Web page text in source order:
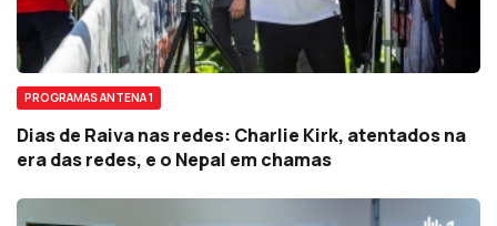
PROGRAMAS ANTENA 1
Dias de Raiva nas redes: Charlie Kirk, atentados na
era das redes, e o Nepal em chamas